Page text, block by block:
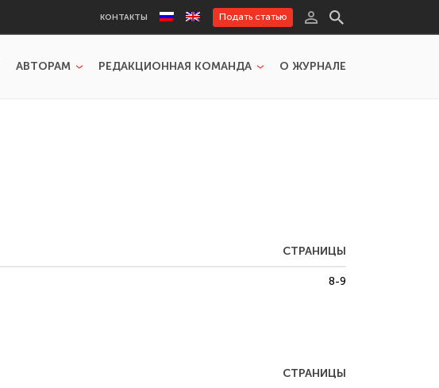
КОНТАКТЫ Подать статью
АВТОРАМ РЕДАКЦИОННАЯ КОМАНДА О ЖУРНАЛЕ
СТРАНИЦЫ
8-9
СТРАНИЦЫ